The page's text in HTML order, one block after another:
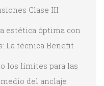
Clase III
estética óptima con
La técnica Benefit
los límites para las
del anclaje